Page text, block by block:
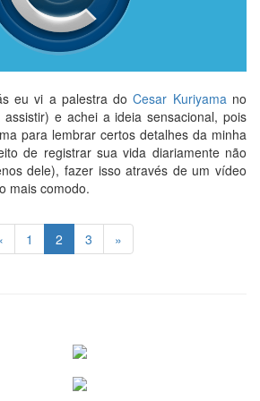
eu vi a palestra doCesar Kuriyama no
e achei a ideia sensacional, pois
para lembrar certos detalhes da minha
de registrar sua vida diariamente não
dele), fazer isso através de um vídeo
mais comodo.
1 2 3 »